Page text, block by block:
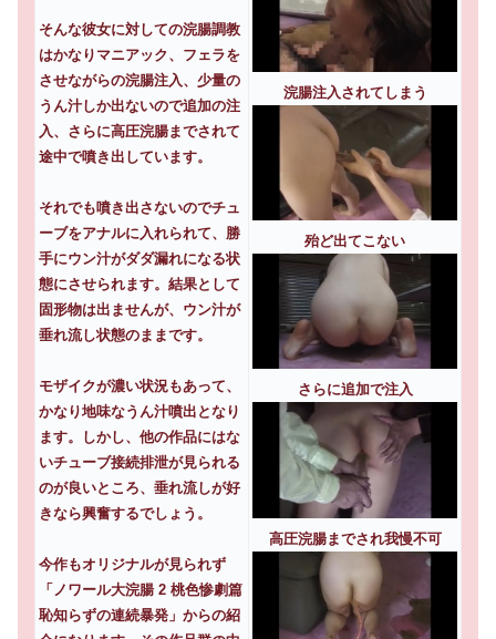
そんな彼女に対しての浣腸調教
はかなりマニアック、フェラを
させながらの浣腸注入、少量の
うん汁しか出ないので追加の注
入、さらに高圧浣腸までされて
途中で噴き出しています。
それでも噴き出さないのでチュ
ーブをアナルに入れられて、勝
手にウン汁がダダ漏れになる状
態にさせられます。結果として
固形物は出ませんが、ウン汁が
垂れ流し状態のままです。
モザイクが濃い状況もあって、
かなり地味なうん汁噴出となり
ます。しかし、他の作品にはな
いチューブ接続排泄が見られる
のが良いところ、垂れ流しが好
きなら興奮するでしょう。
今作もオリジナルが見られず
「ノワール大浣腸 2 桃色惨劇篇
恥知らずの連続暴発」からの紹
浣腸注入されてしまう
殆ど出てこない
さらに追加で注入
高圧浣腸までされ我慢不可